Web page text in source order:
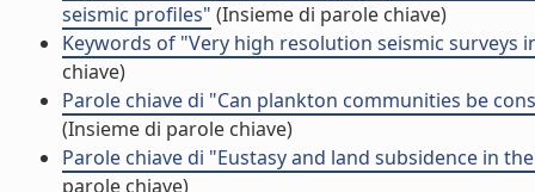
seismic profiles" (Insieme di parole chiave)
Keywords of "Very high resolution seismic
chiave)
Parole chiave di "Can plankton communities be
(Insieme di parole chiave)
Parole chiave di "Eustasy and land subsidence in
parole chiave)